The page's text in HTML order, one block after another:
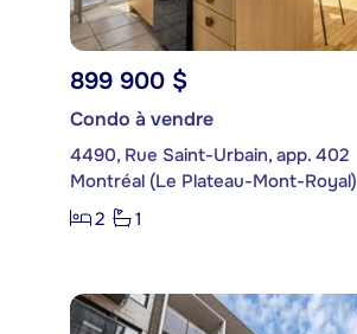
899 900 $
Condo à vendre
4490, Rue Saint-Urbain, app. 402
Montréal (Le Plateau-Mont-Royal)
2
1